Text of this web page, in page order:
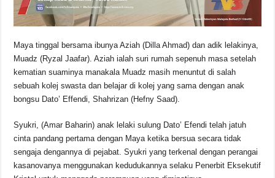
Maya tinggal bersama ibunya Aziah (Dilla Ahmad) dan adik lelakinya,
Muadz (Ryzal Jaafar). Aziah ialah suri rumah sepenuh masa setelah
kematian suaminya manakala Muadz masih menuntut di salah
sebuah kolej swasta dan belajar di kolej yang sama dengan anak
bongsu Dato’ Effendi, Shahrizan (Hefny Saad).
Syukri, (Amar Baharin) anak lelaki sulung Dato’ Efendi telah jatuh
cinta pandang pertama dengan Maya ketika bersua secara tidak
sengaja dengannya di pejabat. Syukri yang terkenal dengan perangai
kasanovanya menggunakan kedudukannya selaku Penerbit Eksekutif